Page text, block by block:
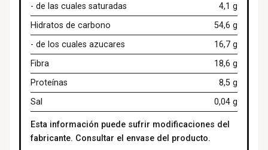
- de las cuales saturadas
4,1 g
Hidratos de carbono
54,6 g
- de los cuales azucares
16,7 g
Fibra
18,6 g
Proteínas
8,5 g
Sal
0,04 g
Esta información puede sufrir modificaciones del
fabricante. Consultar el envase del producto.